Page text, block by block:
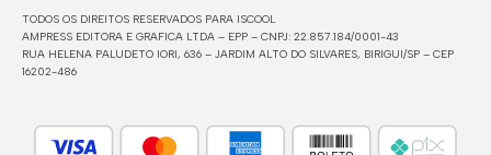
TODOS OS DIREITOS RESERVADOS PARA ISCOOL
AMPRESS EDITORA E GRAFICA LTDA – EPP – CNPJ: 22.857.184/0001-43
RUA HELENA PALUDETO IORI, 636 – JARDIM ALTO DO SILVARES, BIRIGUI/SP – CEP
16202-486